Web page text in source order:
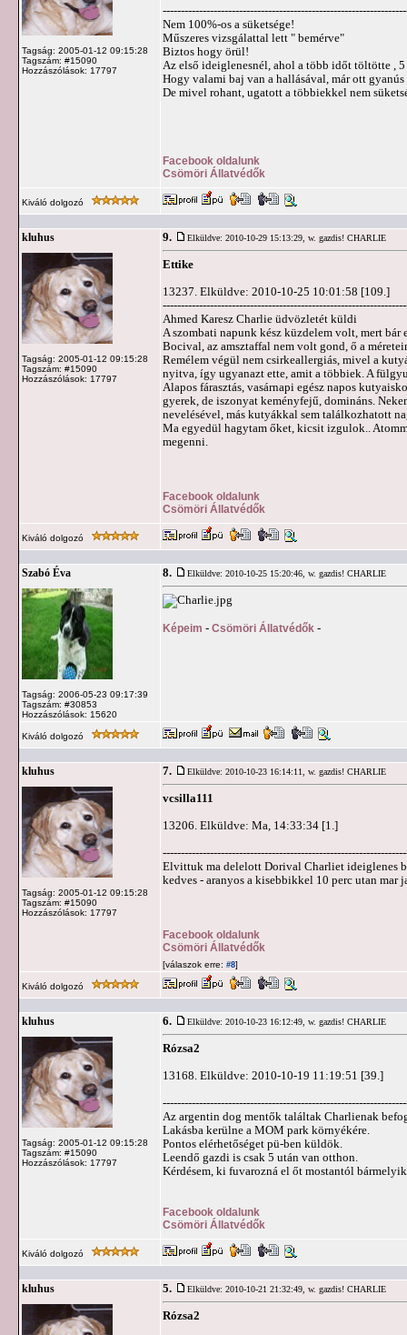
Tagság: 2005-01-12 09:15:28
Tagszám: #15090
Hozzászólások: 17797
Nem 100%-os a süketsége!
Műszeres vizsgálattal lett " bemérve"
Biztos hogy örül!
Az első ideiglenesnél, ahol a több időt töltötte ,
Hogy valami baj van a hallásával, már ott
De mivel rohant, ugatott a többiekkel nem
Facebook oldalunk
Csömöri Állatvédők
Kiváló dolgozó
kluhus
Tagság: 2005-01-12 09:15:28
Tagszám: #15090
Hozzászólások: 17797
9. Elküldve: 2010-10-29 15:13:29, w. gazdis! CHARLIE
Ettike
13237. Elküldve: 2010-10-25 10:01:58 [109.]
Ahmed Karesz Charlie üdvözletét küldi
A szombati napunk kész küzdelem volt, mert bár
Bocival, az amsztaffal nem volt gond, ő a
Remélem végül nem csirkeallergiás, mivel a
nyitva, így ugyanazt ette, amit a többiek. A
Alapos fárasztás, vasárnapi egész napos
gyerek, de iszonyat keményfejű, domináns.
nevelésével, más kutyákkal sem találkozhatott
Ma egyedül hagytam őket, kicsit izgulok..
megenni.
Facebook oldalunk
Csömöri Állatvédők
Kiváló dolgozó
Szabó Éva
Tagság: 2006-05-23 09:17:39
Tagszám: #30853
Hozzászólások: 15620
8. Elküldve: 2010-10-25 15:20:46, w. gazdis! CHARLIE
Képeim - Csömöri Állatvédők -
Kiváló dolgozó
kluhus
Tagság: 2005-01-12 09:15:28
Tagszám: #15090
Hozzászólások: 17797
7. Elküldve: 2010-10-23 16:14:11, w. gazdis! CHARLIE
vcsilla111
13206. Elküldve: Ma, 14:33:34 [1.]
Elvittuk ma delelott Dorival Charliet ideiglenes
kedves - aranyos a kisebbikkel 10 perc utan
Facebook oldalunk
Csömöri Állatvédők
[válaszok erre: #8]
Kiváló dolgozó
kluhus
Tagság: 2005-01-12 09:15:28
Tagszám: #15090
Hozzászólások: 17797
6. Elküldve: 2010-10-23 16:12:49, w. gazdis! CHARLIE
Rózsa2
13168. Elküldve: 2010-10-19 11:19:51 [39.]
Az argentin dog mentők találtak Charlienak
Lakásba kerülne a MOM park környékére.
Pontos elérhetőséget pü-ben küldök.
Leendő gazdi is csak 5 után van otthon.
Kérdésem, ki fuvarozná el őt mostantól
Facebook oldalunk
Csömöri Állatvédők
Kiváló dolgozó
kluhus 5. Elküldve: 2010-10-21 21:32:49, w. gazdis! CHARLIE
Rózsa2